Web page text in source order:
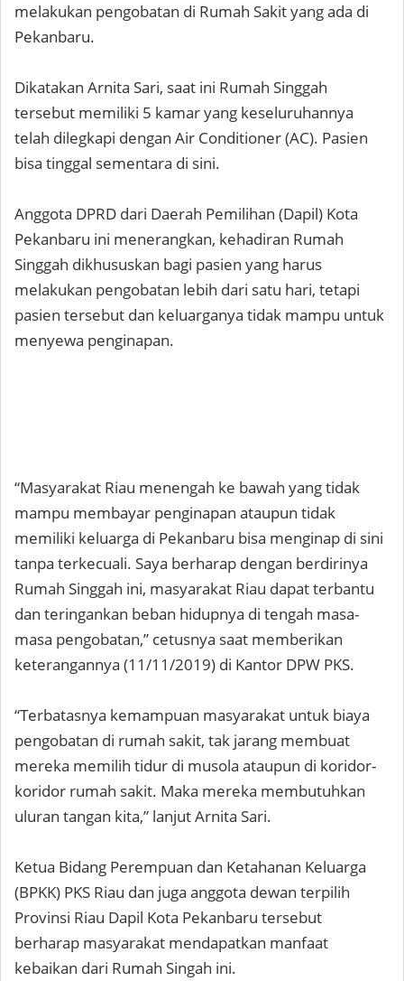
melakukan pengobatan di Rumah Sakit yang ada di
Pekanbaru.
Dikatakan Arnita Sari, saat ini Rumah Singgah
tersebut memiliki 5 kamar yang keseluruhannya
telah dilegkapi dengan Air Conditioner (AC). Pasien
bisa tinggal sementara di sini.
Anggota DPRD dari Daerah Pemilihan (Dapil) Kota
Pekanbaru ini menerangkan, kehadiran Rumah
Singgah dikhususkan bagi pasien yang harus
melakukan pengobatan lebih dari satu hari, tetapi
pasien tersebut dan keluarganya tidak mampu untuk
menyewa penginapan.
“Masyarakat Riau menengah ke bawah yang tidak
mampu membayar penginapan ataupun tidak
memiliki keluarga di Pekanbaru bisa menginap di sini
tanpa terkecuali. Saya berharap dengan berdirinya
Rumah Singgah ini, masyarakat Riau dapat terbantu
dan teringankan beban hidupnya di tengah masa-
masa pengobatan,” cetusnya saat memberikan
keterangannya (11/11/2019) di Kantor DPW PKS.
“Terbatasnya kemampuan masyarakat untuk biaya
pengobatan di rumah sakit, tak jarang membuat
mereka memilih tidur di musola ataupun di koridor-
koridor rumah sakit. Maka mereka membutuhkan
uluran tangan kita,” lanjut Arnita Sari.
Ketua Bidang Perempuan dan Ketahanan Keluarga
(BPKK) PKS Riau dan juga anggota dewan terpilih
Provinsi Riau Dapil Kota Pekanbaru tersebut
berharap masyarakat mendapatkan manfaat
kebaikan dari Rumah Singah ini.